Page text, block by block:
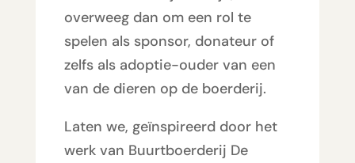
overweeg dan om een rol te
spelen als sponsor, donateur of
zelfs als adoptie-ouder van een
van de dieren op de boerderij.
Laten we, geïnspireerd door het
werk van Buurtboerderij De